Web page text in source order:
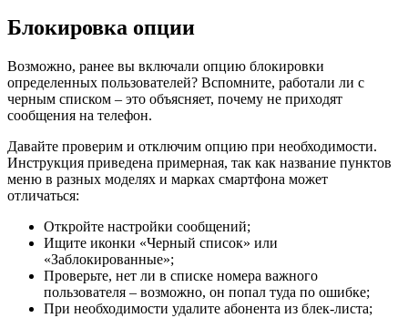
Блокировка опции
Возможно, ранее вы включали опцию блокировки
определенных пользователей? Вспомните, работали ли с
черным списком – это объясняет, почему не приходят
сообщения на телефон.
Давайте проверим и отключим опцию при необходимости.
Инструкция приведена примерная, так как название пунктов
меню в разных моделях и марках смартфона может
отличаться:
Откройте настройки сообщений;
Ищите иконки «Черный список» или
«Заблокированные»;
Проверьте, нет ли в списке номера важного
пользователя – возможно, он попал туда по ошибке;
При необходимости удалите абонента из блек-листа;